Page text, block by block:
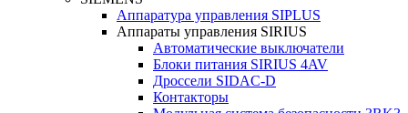
Аппаратура управления SIPLUS
Аппараты управления SIRIUS
Автоматические выключатели
Блоки питания SIRIUS 4AV
Дроссели SIDAC-D
Контакторы